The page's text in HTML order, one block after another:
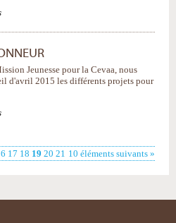
Jeunesse pour la Cevaa, nous
d'avril 2015 les différents projets pour
10 éléments suivants »
17 18 19 20 21